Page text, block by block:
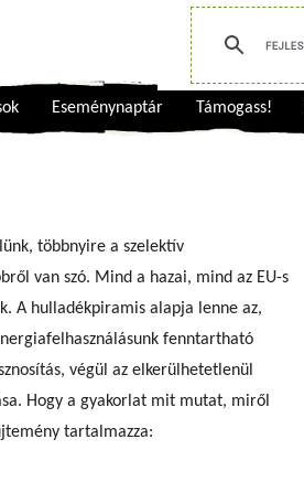
Eseménynaptár Támogass!
többnyire a szelektív
van szó. Mind a hazai, mind az EU-s
A hulladékpiramis alapja lenne az,
fenntartható
végül az elkerülhetetlenül
Hogy a gyakorlat mit mutat, miről
tartalmazza: